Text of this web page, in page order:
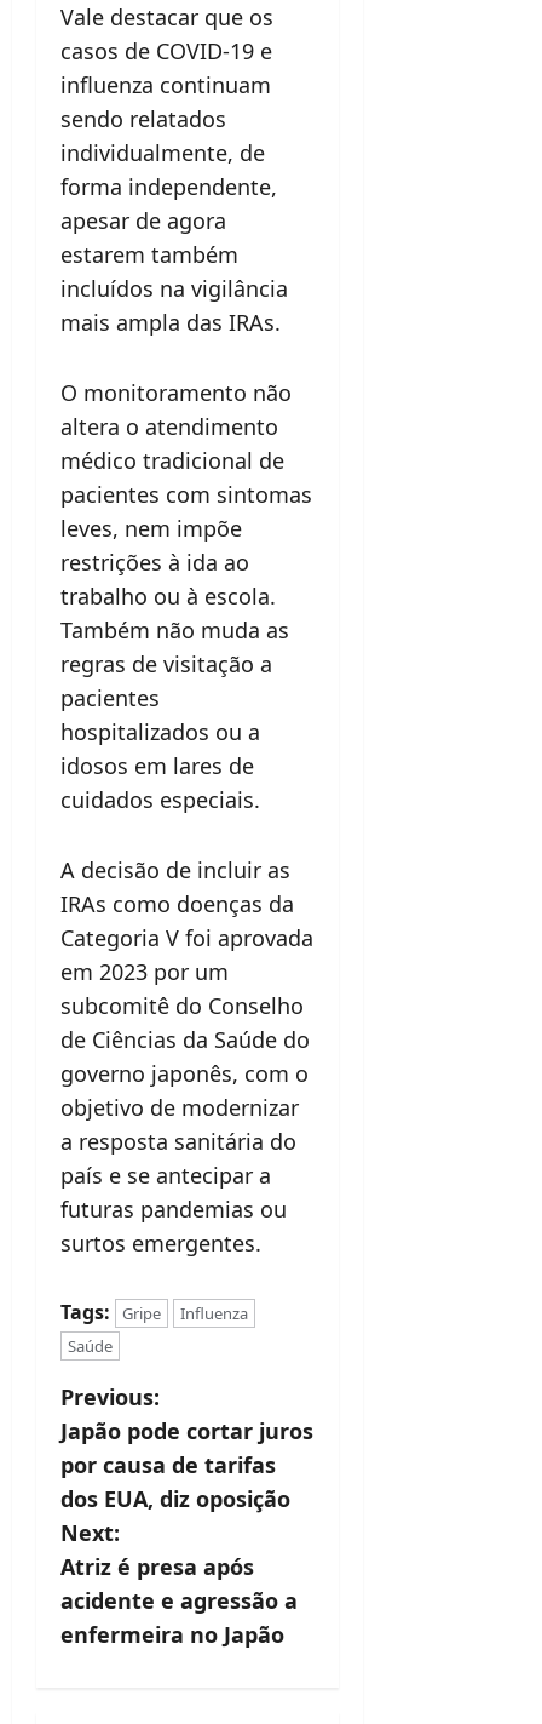
Vale destacar que os
casos de COVID-19 e
influenza continuam
sendo relatados
individualmente, de
forma independente,
apesar de agora
estarem também
incluídos na vigilância
mais ampla das IRAs.
O monitoramento não
altera o atendimento
médico tradicional de
pacientes com sintomas
leves, nem impõe
restrições à ida ao
trabalho ou à escola.
Também não muda as
regras de visitação a
pacientes
hospitalizados ou a
idosos em lares de
cuidados especiais.
A decisão de incluir as
IRAs como doenças da
Categoria V foi aprovada
em 2023 por um
subcomitê do Conselho
de Ciências da Saúde do
governo japonês, com o
objetivo de modernizar
a resposta sanitária do
país e se antecipar a
futuras pandemias ou
surtos emergentes.
Tags: Gripe
Influenza
Saúde
P
o
s
t
n
a
Previous:
Japão pode cortar juros
por causa de tarifas
dos EUA, diz oposição
Next:
Atriz é presa após
acidente e agressão a
enfermeira no Japão